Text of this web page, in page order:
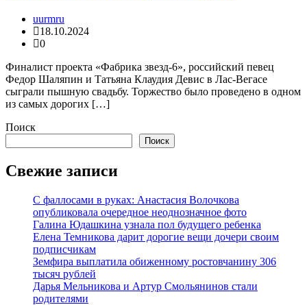
uurmru
18.10.2024
0
Финалист проекта «Фабрика звезд-6», российский певец
Федор Шаляпин и Татьяна Клаудия Девис в Лас-Вегасе
сыграли пышную свадьбу. Торжество было проведено в одном
из самых дорогих […]
Поиск
Поиск
Свежие записи
С фаллосами в руках: Анастасия Волочкова
опубликовала очередное неоднозначное фото
Галина Юдашкина узнала пол будущего ребенка
Елена Темникова дарит дорогие вещи дочери своим
подписчикам
Земфира выплатила обиженному ростовчанину 306
тысяч рублей
Дарья Мельникова и Артур Смольянинов стали
родителями